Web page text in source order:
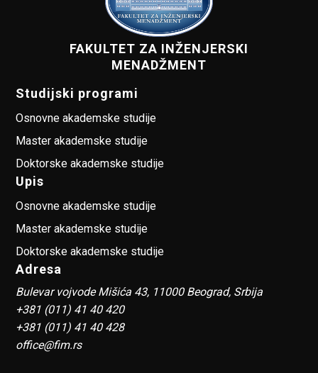
FAKULTET ZA INŽENJERSKI
MENADŽMENT
Studijski programi
Osnovne akademske studije
Master akademske studije
Doktorske akademske studije
Upis
Osnovne akademske studije
Master akademske studije
Doktorske akademske studije
Adresa
Bulevar vojvode Mišića 43, 11000 Beograd, Srbija
+381 (011) 41 40 420
+381 (011) 41 40 428
office@fim.rs